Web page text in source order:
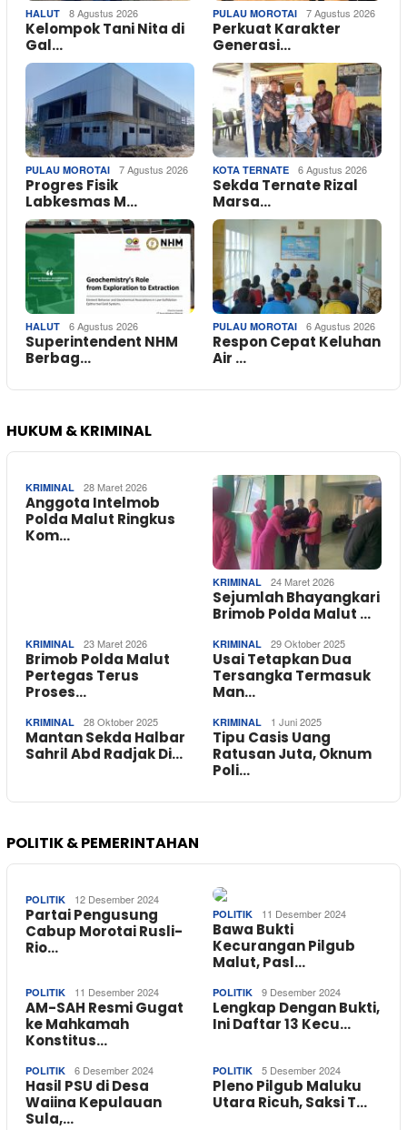
HALUT 8 Agustus 2026
Kelompok Tani Nita di
Gal…
PULAU MOROTAI 7 Agustus 2026
Perkuat Karakter
Generasi…
PULAU MOROTAI 7 Agustus 2026
Progres Fisik
Labkesmas M…
KOTA TERNATE 6 Agustus 2026
Sekda Ternate Rizal
Marsa…
HALUT 6 Agustus 2026
Superintendent NHM
Berbag…
PULAU MOROTAI 6 Agustus 2026
Respon Cepat Keluhan
Air …
HUKUM & KRIMINAL
KRIMINAL 28 Maret 2026
Anggota Intelmob
Polda Malut Ringkus
Kom…
KRIMINAL 24 Maret 2026
Sejumlah Bhayangkari
Brimob Polda Malut …
KRIMINAL 23 Maret 2026
Brimob Polda Malut
Pertegas Terus
Proses…
KRIMINAL 29 Oktober 2025
Usai Tetapkan Dua
Tersangka Termasuk
Man…
KRIMINAL 28 Oktober 2025
Mantan Sekda Halbar
Sahril Abd Radjak Di…
KRIMINAL 1 Juni 2025
Tipu Casis Uang
Ratusan Juta, Oknum
Poli…
POLITIK & PEMERINTAHAN
POLITIK 12 Desember 2024
Partai Pengusung
Cabup Morotai Rusli-
Rio…
POLITIK 11 Desember 2024
Bawa Bukti
Kecurangan Pilgub
Malut, Pasl…
POLITIK 11 Desember 2024
AM-SAH Resmi Gugat
ke Mahkamah
Konstitus…
POLITIK 9 Desember 2024
Lengkap Dengan Bukti,
Ini Daftar 13 Kecu…
POLITIK 6 Desember 2024
Hasil PSU di Desa
Waiina Kepulauan
Sula,…
POLITIK 5 Desember 2024
Pleno Pilgub Maluku
Utara Ricuh, Saksi T…